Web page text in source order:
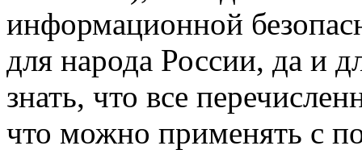
информационной
для народа России, да и
знать, что все
что можно применять с